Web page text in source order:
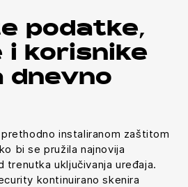
podatke,
i korisnike
dnevno
instaliranom zaštitom
bi se pružila najnovija
trenutka uključivanja uređaja.
kontinuirano skenira